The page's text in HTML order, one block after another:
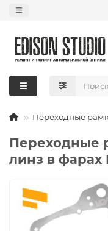
Переходные
Переходные
линз в фарах